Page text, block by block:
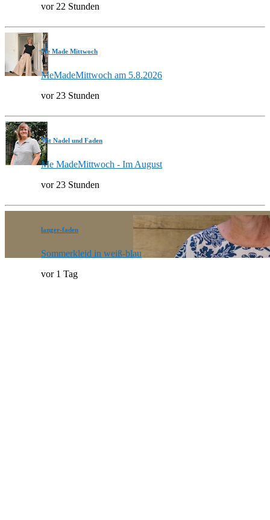
vor 22 Stunden
Me Made Mittwoch
MeMadeMittwoch am 5.8.2026
vor 23 Stunden
Mit Nadel und Faden
Me MadeMittwoch - Im August
vor 23 Stunden
langer-faden
Sommerkleid in weiß-blau
vor 1 Tag